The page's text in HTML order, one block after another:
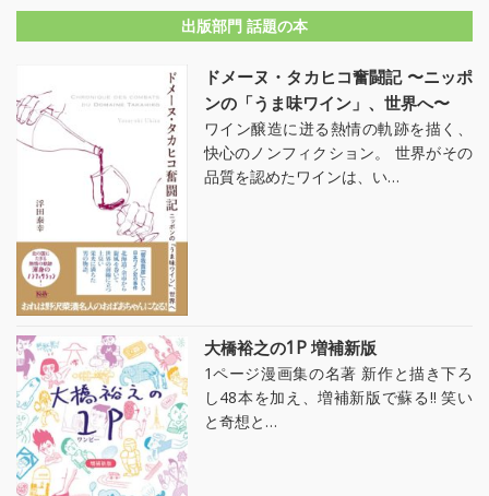
出版部門 話題の本
ドメーヌ・タカヒコ奮闘記 〜ニッポ
ンの「うま味ワイン」、世界へ〜
ワイン醸造に迸る熱情の軌跡を描く、
快心のノンフィクション。 世界がその
品質を認めたワインは、い…
大橋裕之の1P 増補新版
1ページ漫画集の名著 新作と描き下ろ
し48本を加え、増補新版で蘇る!! 笑い
と奇想と…